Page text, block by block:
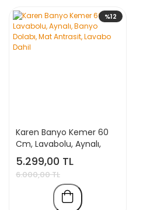
%12
Karen Banyo Kemer 60
Cm, Lavabolu, Aynalı,
Banyo Dolabı, Mat
Antrasit, Lavabo Dahil
5.299,00 TL
6.000,00 TL